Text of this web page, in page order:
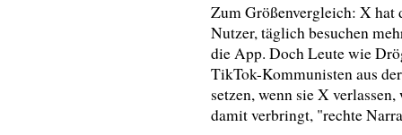
Zum Größenvergleich: X
Nutzer, täglich besuchen
die App. Doch Leute wie
TikTok-Kommunisten aus
setzen, wenn sie X
damit verbringt, "rechte